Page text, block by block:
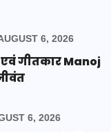
6, 2026
एवं गीतकार Manoj
6, 2026